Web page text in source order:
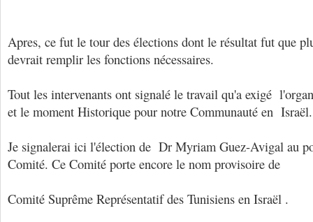
Apres, ce fut le tour des élections dont le résultat fut que
devrait remplir les fonctions nécessaires.
Tout les intervenants ont signalé le travail qu'a exigé
et le moment Historique pour notre Communauté en Israël.
Je signalerai ici l'élection de Dr Myriam Guez-Avigal au
Comité. Ce Comité porte encore le nom provisoire de
Comité Suprême Représentatif des Tunisiens en Israël .